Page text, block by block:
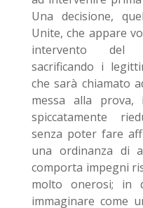
Una decisione,
Unite, che appare
intervento del
sacrificando i
che sarà chiamato
messa alla
spiccatamente
senza poter fare
una ordinanza di
comporta impegni
molto onerosi; in
immaginare come